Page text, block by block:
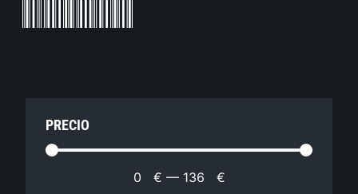
PRECIO
0 € — 136 €